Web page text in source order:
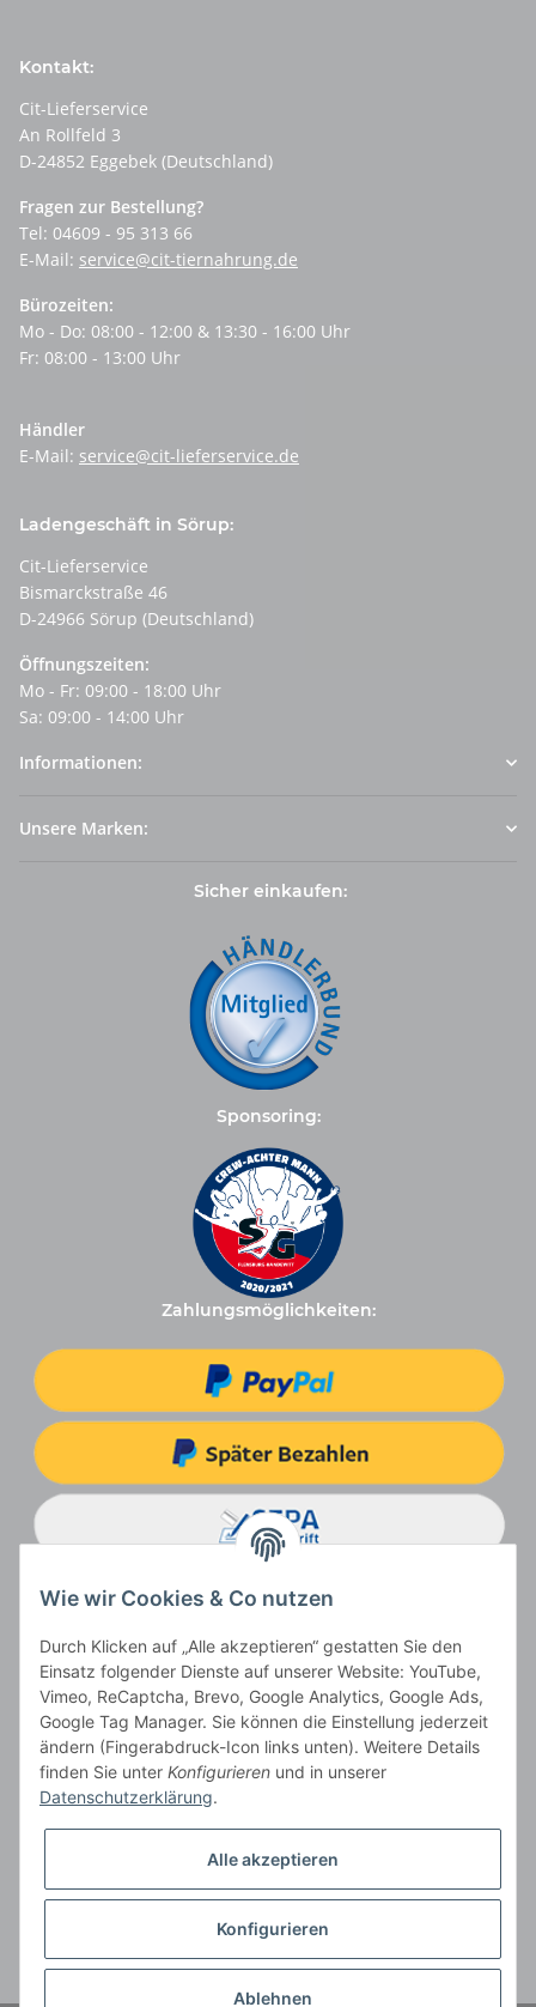
Kontakt:
Cit-Lieferservice
An Rollfeld 3
D-24852 Eggebek (Deutschland)
Fragen zur Bestellung?
Tel: 04609 - 95 313 66
E-Mail: service@cit-tiernahrung.de
Bürozeiten:
Mo - Do: 08:00 - 12:00 & 13:30 - 16:00 Uhr
Fr: 08:00 - 13:00 Uhr
Händler
E-Mail: service@cit-lieferservice.de
Ladengeschäft in Sörup:
Cit-Lieferservice
Bismarckstraße 46
D-24966 Sörup (Deutschland)
Öffnungszeiten:
Mo - Fr: 09:00 - 18:00 Uhr
Sa: 09:00 - 14:00 Uhr
Informationen:
Unsere Marken:
Sicher einkaufen:
Sponsoring:
Zahlungsmöglichkeiten:
Vertrag widerrufen
Der Gesamtpreis ist abhängig vom Mehrwertsteuersatz des Lieferlandes.
** gilt für Lieferungen innerhalb Deutschlands, Lieferbedingungen für andere
Länder entnehmen Sie bitte der SchaltflächeVersandinformationen
Wie wir Cookies & Co nutzen
Durch Klicken auf „Alle akzeptieren“ gestatten Sie den
Einsatz folgender Dienste auf unserer Website: YouTube,
Vimeo, ReCaptcha, Brevo, Google Analytics, Google Ads,
Google Tag Manager. Sie können die Einstellung jederzeit
ändern (Fingerabdruck-Icon links unten). Weitere Details
finden Sie unter Konfigurieren und in unserer
Datenschutzerklärung.
Alle akzeptieren
Konfigurieren
Ablehnen